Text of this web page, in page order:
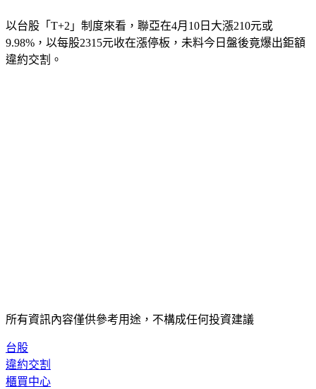
以台股「T+2」制度來看，聯亞在4月10日大漲210元或
9.98%，以每股2315元收在漲停板，未料今日盤後竟爆出鉅額
違約交割。
所有資訊內容僅供參考用途，不構成任何投資建議
台股
違約交割
櫃買中心